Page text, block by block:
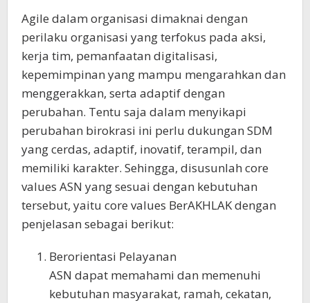
Agile dalam organisasi dimaknai dengan
perilaku organisasi yang terfokus pada aksi,
kerja tim, pemanfaatan digitalisasi,
kepemimpinan yang mampu mengarahkan dan
menggerakkan, serta adaptif dengan
perubahan. Tentu saja dalam menyikapi
perubahan birokrasi ini perlu dukungan SDM
yang cerdas, adaptif, inovatif, terampil, dan
memiliki karakter. Sehingga, disusunlah core
values ASN yang sesuai dengan kebutuhan
tersebut, yaitu core values BerAKHLAK dengan
penjelasan sebagai berikut:
Berorientasi Pelayanan
ASN dapat memahami dan memenuhi
kebutuhan masyarakat, ramah, cekatan,